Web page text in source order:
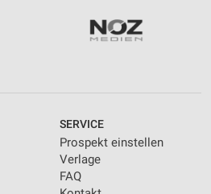
SERVICE
Prospekt einstellen
Verlage
FAQ